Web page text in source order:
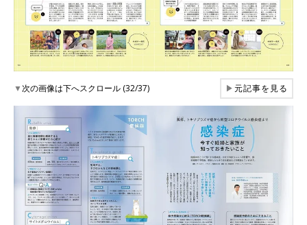
▼次の画像は下へスクロール (32/37) ▶元記事を見る